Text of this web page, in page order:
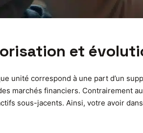
et
unité correspond à une part d’un
marchés financiers. Contrairement
sous-jacents. Ainsi, votre avoir